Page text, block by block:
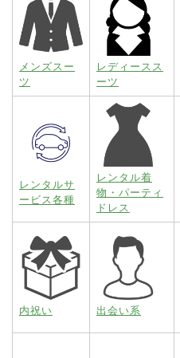
メンズスー
ツ
レディースス
ーツ
レンタルサ
ービス各種
レンタル着
物・パーティ
ドレス
内祝い 出会い系